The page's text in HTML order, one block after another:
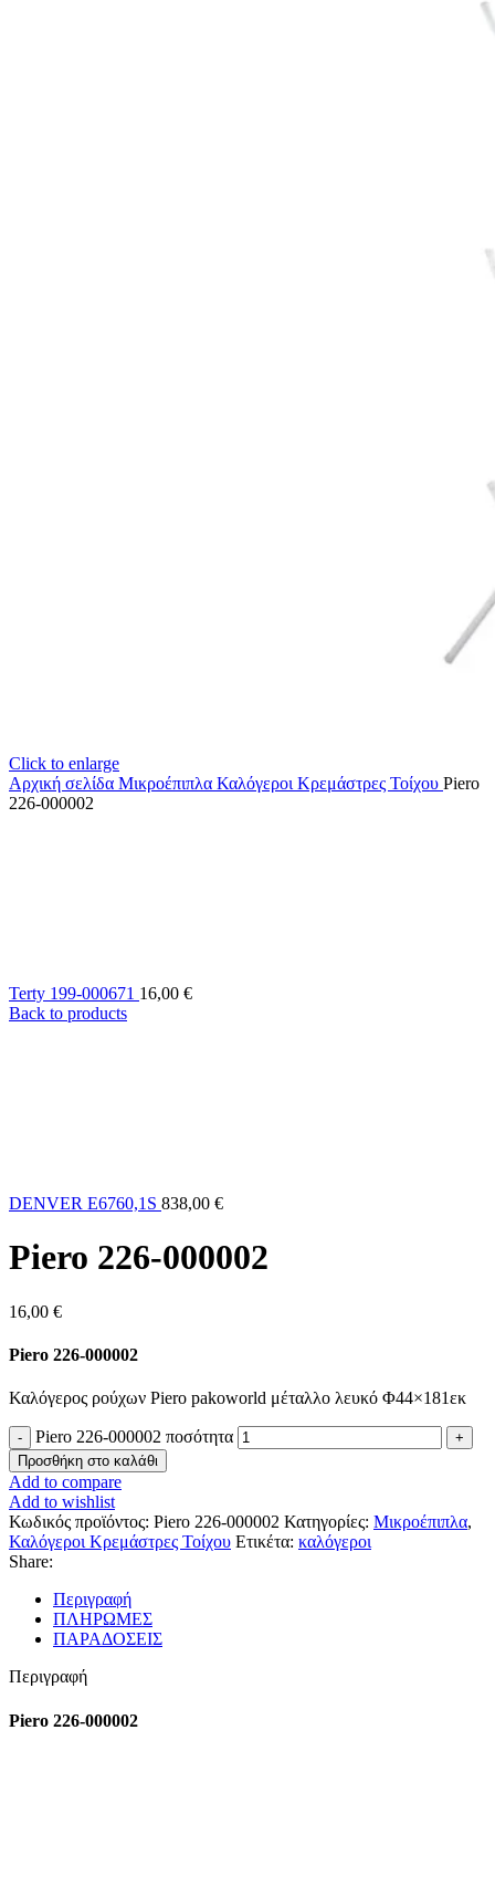
Click to enlarge
Αρχική σελίδα Μικροέπιπλα Καλόγεροι Κρεμάστρες Τοίχου Piero
226-000002
Terty 199-000671 16,00 €
Back to products
DENVER E6760,1S 838,00 €
Piero 226-000002
16,00 €
Piero 226-000002
Καλόγερος ρούχων Piero pakoworld μέταλλο λευκό Φ44×181εκ
Piero 226-000002 ποσότητα
Προσθήκη στο καλάθι
Add to compare
Add to wishlist
Κωδικός προϊόντος: Piero 226-000002 Κατηγορίες: Μικροέπιπλα,
Καλόγεροι Κρεμάστρες Τοίχου Ετικέτα: καλόγεροι
Share:
Περιγραφή
ΠΛΗΡΩΜΕΣ
ΠΑΡΑΔΟΣΕΙΣ
Περιγραφή
Piero 226-000002